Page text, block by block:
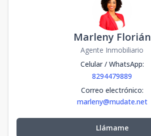
Marleny Florián
Agente Inmobiliario
Celular / WhatsApp:
8294479889
Correo electrónico:
marleny@mudate.net
Llámame